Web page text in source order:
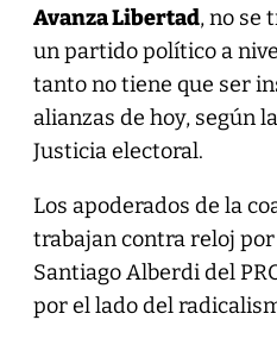
Avanza Libertad, no se
un partido político a
tanto no tiene que ser
alianzas de hoy, según
Justicia electoral.
Los apoderados de la
trabajan contra reloj
Santiago Alberdi del
por el lado del